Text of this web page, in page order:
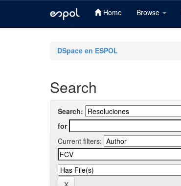
Home Browse
DSpace en ESPOL
Search
Search:
for
Current filters: